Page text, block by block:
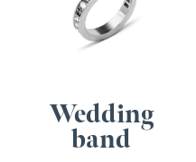
Wedding
band